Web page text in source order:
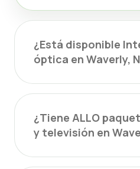
¿Está disponible
óptica en Waverly,
¿Tiene ALLO
y televisión en